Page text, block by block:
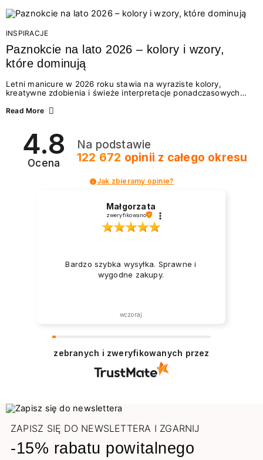
Motywem przewodnim jest eksplorowanie i kolekcjonowanie
letnich momentów. Z tej okazji przygotowaliśmy coś absolutnie
wyjątkowego: wielki konkurs z wakacje.pl oraz dawkę
najgorętszych trendów w...
INSPIRACJE
Paznokcie na lato 2026 – kolory i wzory,
które dominują
Letni manicure w 2026 roku stawia na wyraziste kolory,
kreatywne zdobienia i świeże interpretacje ponadczasowych
zarówno energetycznych odcieni inspirowanych wakacjami, jak
2026? Znajdź inspirację dla swojego manicure!
Read More
4.8
Ocena
Na podstawie
122 672 opinii z całego okresu
Jak zbieramy opinie?
Małgorzata
zweryfikowano
Bardzo szybka wysyłka. Sprawne i
wygodne zakupy.
wczoraj
zebranych i zweryfikowanych przez
ZAPISZ SIĘ DO NEWSLETTERA I ZGARNIJ
-15% rabatu powitalnego